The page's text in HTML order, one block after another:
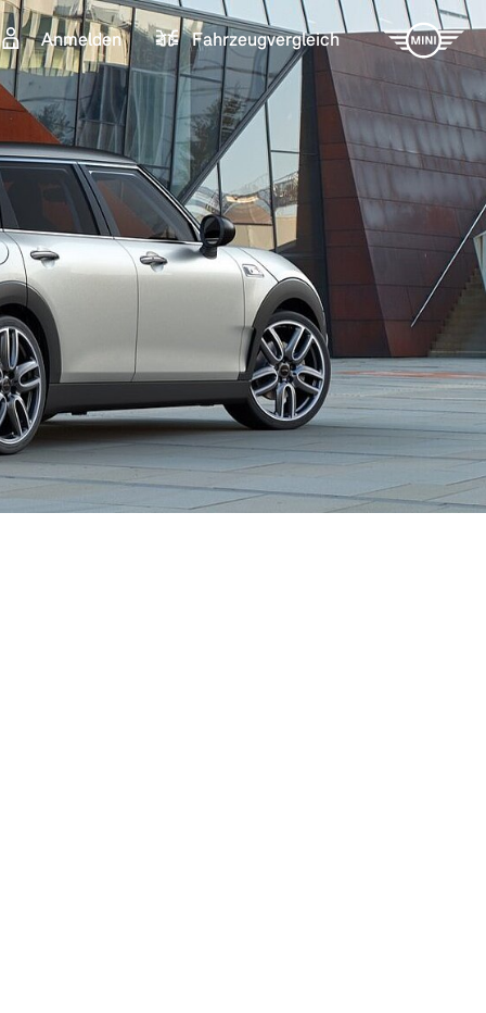
Anmelden Fahrzeugvergleich